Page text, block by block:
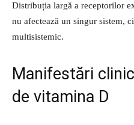
Distribuția largă a receptorilor
nu afectează un singur sistem,
multisistemic.
Manifestări
de vitamina D